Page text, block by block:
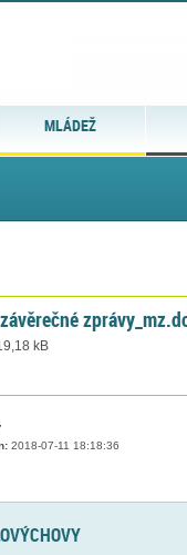
MLÁDEŽ
kB
2018-07-11 18:18:36